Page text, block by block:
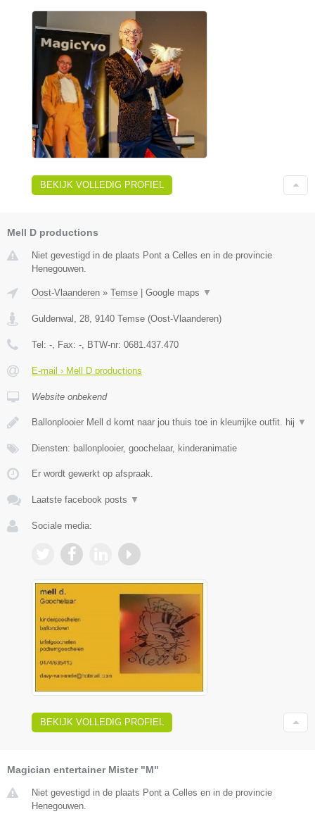
BEKIJK VOLLEDIG PROFIEL
Mell D productions
Niet gevestigd in de plaats Pont a Celles en in de provincie
Henegouwen.
Oost-Vlaanderen » Temse | Google maps ▼
Guldenwal, 28 9140 Temse (Oost-Vlaanderen)
Tel: - , Fax: - , BTW-nr: 0681.437.470
E-mail › Mell D productions
Website onbekend
Ballonplooier Mell d komt naar jou thuis toe in kleurrijke outfit. hij ▼
Diensten: ballonplooier, goochelaar, kinderanimatie
Er wordt gewerkt op afspraak.
Laatste facebook posts ▼
Sociale media:
BEKIJK VOLLEDIG PROFIEL
Magician entertainer Mister "M"
Niet gevestigd in de plaats Pont a Celles en in de provincie
Henegouwen.